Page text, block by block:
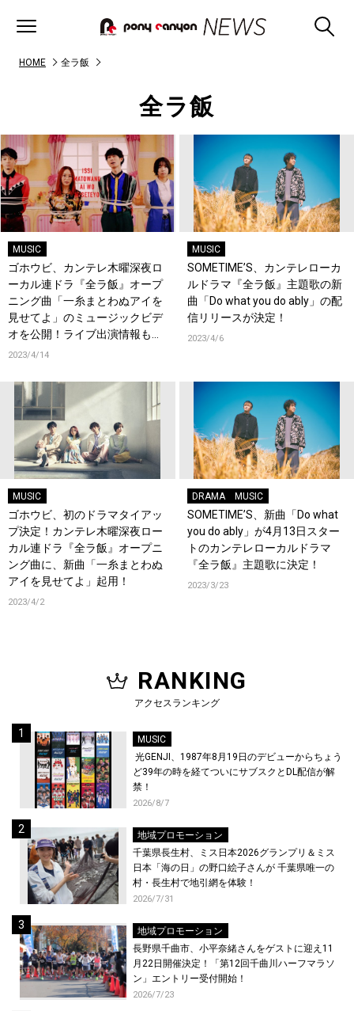
HOME 全ラ飯
全ラ飯
MUSIC
ゴホウビ、カンテレ木曜深夜ロ
ーカル連ドラ『全ラ飯』オープ
ニング曲「一糸まとわぬアイを
見せてよ」のミュージックビデ
オを公開！ライブ出演情報も
続々公開！
2023/4/14
MUSIC
SOMETIME’S、カンテレローカ
ルドラマ『全ラ飯』主題歌の新
曲「Do what you do ably」の配
信リリースが決定！
2023/4/6
MUSIC
ゴホウビ、初のドラマタイアッ
プ決定！カンテレ木曜深夜ロー
カル連ドラ『全ラ飯』オープニ
ング曲に、新曲「一糸まとわぬ
アイを見せてよ」起用！
2023/4/2
DRAMA MUSIC
SOMETIME’S、新曲「Do what
you do ably」が4月13日スター
トのカンテレローカルドラマ
『全ラ飯』主題歌に決定！
2023/3/23
RANKING
アクセスランキング
MUSIC
光GENJI、1987年8月19日のデビューからちょう
ど39年の時を経てついにサブスクとDL配信が解
禁！
2026/8/7
地域プロモーション
千葉県長生村、ミス日本2026グランプリ＆ミス
日本「海の日」の野口絵子さんが 千葉県唯一の
村・長生村で地引網を体験！
2026/7/31
地域プロモーション
長野県千曲市、小平奈緒さんをゲストに迎え11
月22日開催決定！「第12回千曲川ハーフマラソ
ン」エントリー受付開始！
2026/7/23